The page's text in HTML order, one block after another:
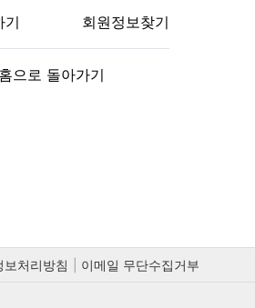
기 회원정보찾기
홈으로 돌아가기
보처리방침 이메일 무단수집거부